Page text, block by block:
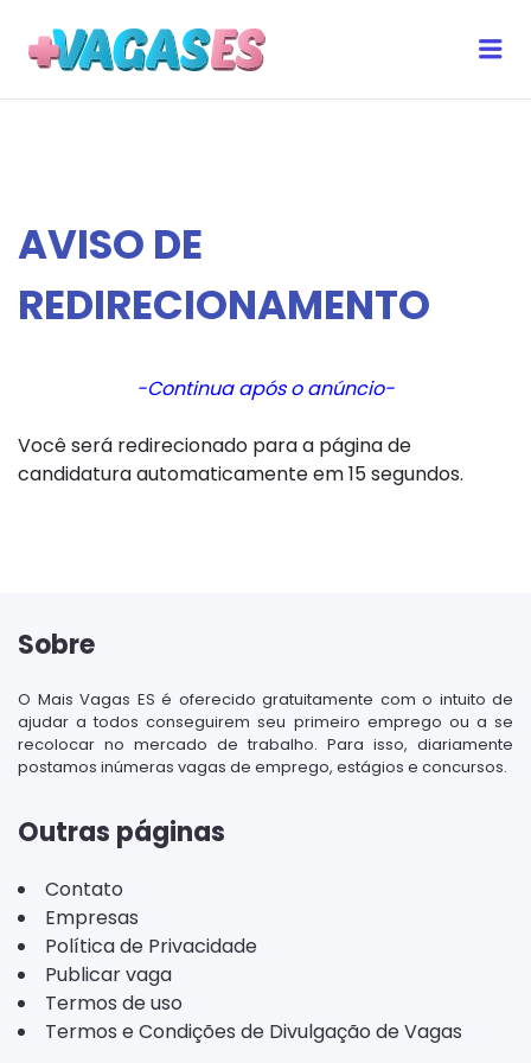
AVISO DE
REDIRECIONAMENTO
-Continua após o anúncio-
Você será redirecionado para a página de
candidatura automaticamente em 15 segundos.
Sobre
O Mais Vagas ES é oferecido gratuitamente com o intuito de
ajudar a todos conseguirem seu primeiro emprego ou a se
recolocar no mercado de trabalho. Para isso, diariamente
postamos inúmeras vagas de emprego, estágios e concursos.
Outras páginas
Contato
Empresas
Política de Privacidade
Publicar vaga
Termos de uso
Termos e Condições de Divulgação de Vagas